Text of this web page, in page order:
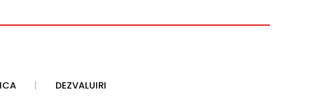
DEZVALUIRI